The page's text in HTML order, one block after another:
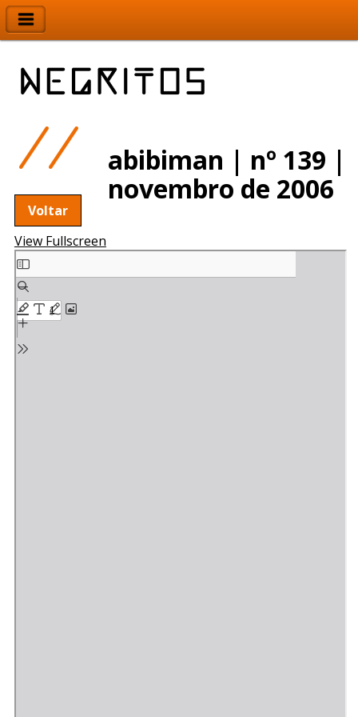
abibiman | nº 139 |
novembro de 2006
Voltar
View Fullscreen
Skip
to
PDF
content